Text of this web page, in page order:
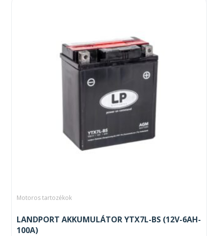
Motoros tartozékok
LANDPORT AKKUMULÁTOR YTX7L-BS (12V-6AH-
100A)